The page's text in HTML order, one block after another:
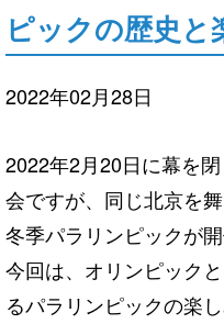
ピックの歴史と
2022年02月28日
2022年2月20日に幕を
会ですが、同じ北京を
冬季パラリンピックが開
今回は、オリンピック
るパラリンピックの楽